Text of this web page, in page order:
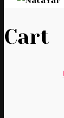
Cart